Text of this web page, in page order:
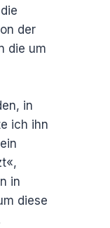
der
die um
in
ich ihn
in
diese